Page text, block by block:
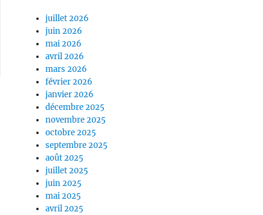
juillet 2026
juin 2026
mai 2026
avril 2026
mars 2026
février 2026
janvier 2026
décembre 2025
novembre 2025
octobre 2025
septembre 2025
août 2025
juillet 2025
juin 2025
mai 2025
avril 2025